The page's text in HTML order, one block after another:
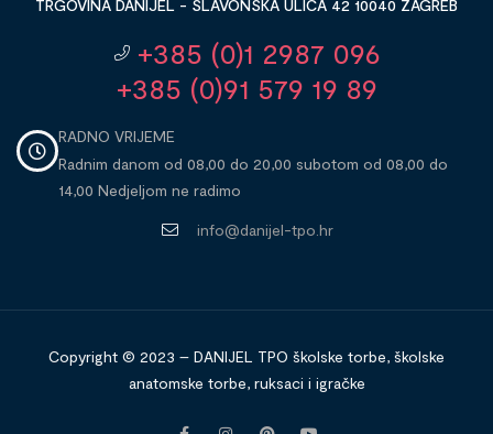
TRGOVINA DANIJEL - SLAVONSKA ULICA 42 10040 ZAGREB
+385 (0)1 2987 096
+385 (0)91 579 19 89
RADNO VRIJEME
Radnim danom od 08,00 do 20,00 subotom od 08,00 do
14,00 Nedjeljom ne radimo
info@danijel-tpo.hr
Copyright © 2023 – DANIJEL TPO školske torbe, školske
anatomske torbe, ruksaci i igračke